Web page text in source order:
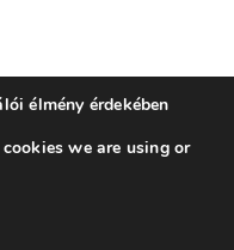
Mérnöki és Növényorvosi
Rights Reserved • Minden
élmény érdekében
we are using or